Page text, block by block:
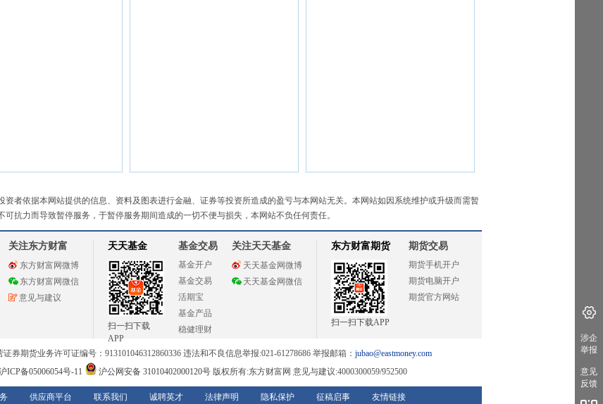
者依据本网站提供的信息、资料及图表进行金融、证券等投资所造成的盈亏与本网站无关。本网站如因系统维护或升级而需暂
抗力而导致暂停服务，于暂停服务期间造成的一切不便与损失，本网站不负任何责任。
关注东方财富
东方财富网微博
东方财富网微信
意见与建议
天天基金
扫一扫下载
APP
基金交易
基金开户
基金交易
活期宝
基金产品
稳健理财
关注天天基金
天天基金网微博
天天基金网微信
东方财富期货
扫一扫下载APP
期货交易
期货手机开户
期货电脑开户
期货官方网站
券期货业务许可证编号：913101046312860336 违法和不良信息举报:021-61278686 举报邮箱： jubao@eastmoney.com
ICP备05006054号-11 沪公网安备 31010402000120号版权所有:东方财富网 意见与建议:4000300059/952500
供应商平台 联系我们 诚聘英才 法律声明 隐私保护 征稿启事 友情链接
涉企
举报
意见
反馈